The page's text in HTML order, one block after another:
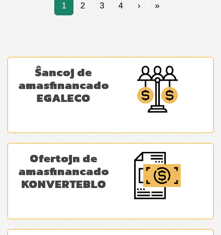
1 2 3 4 › »
Ŝancoj de
amasfinancado
EGALECO
Ofertojn de
amasfinancado
KONVERTEBLO